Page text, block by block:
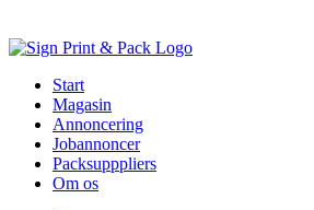
Start
Magasin
Annoncering
Jobannoncer
Packsupppliers
Om os